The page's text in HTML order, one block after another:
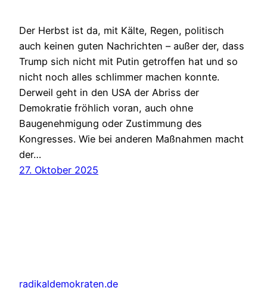
Der Herbst ist da, mit Kälte, Regen, politisch
auch keinen guten Nachrichten – außer der, dass
Trump sich nicht mit Putin getroffen hat und so
nicht noch alles schlimmer machen konnte.
Derweil geht in den USA der Abriss der
Demokratie fröhlich voran, auch ohne
Baugenehmigung oder Zustimmung des
Kongresses. Wie bei anderen Maßnahmen macht
der…
27. Oktober 2025
radikaldemokraten.de